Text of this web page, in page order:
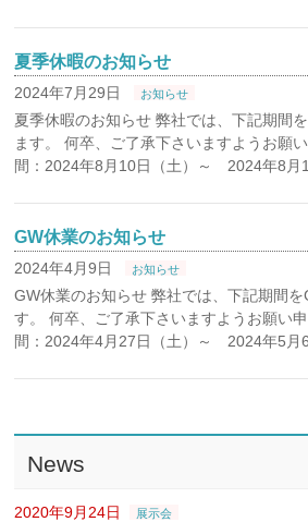
夏季休暇のお知らせ
2024年7月29日 お知らせ
夏季休暇のお知らせ 弊社では、下記期間
ます。 何卒、ご了承下さいますようお願
間：2024年8月10日（土）～ 2024年8月
GW休業のお知らせ
2024年4月9日 お知らせ
GW休業のお知らせ 弊社では、下記期間
す。 何卒、ご了承下さいますようお願い
間：2024年4月27日（土）～ 2024年5月6
News
2020年9月24日 展示会